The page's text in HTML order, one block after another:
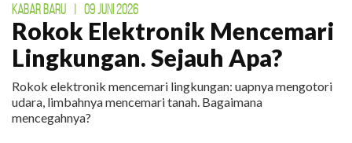
KABAR BARU | 09 JUNI 2026
Rokok Elektronik Mencemari
Lingkungan. Sejauh Apa?
Rokok elektronik mencemari lingkungan: uapnya mengotori
udara, limbahnya mencemari tanah. Bagaimana
mencegahnya?